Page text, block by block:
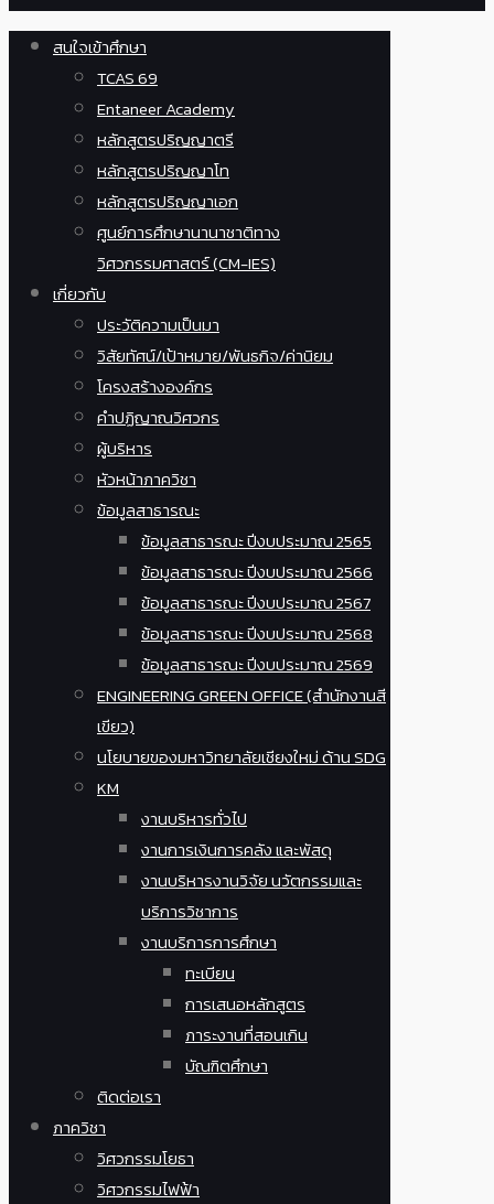
สนใจเข้าศึกษา
TCAS 69
Entaneer Academy
หลักสูตรปริญญาตรี
หลักสูตรปริญญาโท
หลักสูตรปริญญาเอก
ศูนย์การศึกษานานาชาติทาง
วิศวกรรมศาสตร์ (CM-IES)
เกี่ยวกับ
ประวัติความเป็นมา
วิสัยทัศน์/เป้าหมาย/พันธกิจ/ค่านิยม
โครงสร้างองค์กร
คำปฏิญาณวิศวกร
ผู้บริหาร
หัวหน้าภาควิชา
ข้อมูลสาธารณะ
ข้อมูลสาธารณะ ปีงบประมาณ 2565
ข้อมูลสาธารณะ ปีงบประมาณ 2566
ข้อมูลสาธารณะ ปีงบประมาณ 2567
ข้อมูลสาธารณะ ปีงบประมาณ 2568
ข้อมูลสาธารณะ ปีงบประมาณ 2569
ENGINEERING GREEN OFFICE (สำนักงานสี
เขียว)
นโยบายของมหาวิทยาลัยเชียงใหม่ ด้าน SDG
KM
งานบริหารทั่วไป
งานการเงินการคลัง และพัสดุ
งานบริหารงานวิจัย นวัตกรรมและ
บริการวิชาการ
งานบริการการศึกษา
ทะเบียน
การเสนอหลักสูตร
ภาระงานที่สอนเกิน
บัณฑิตศึกษา
ติดต่อเรา
ภาควิชา
วิศวกรรมโยธา
วิศวกรรมไฟฟ้า